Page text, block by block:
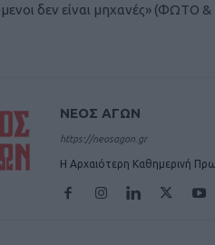
δεν είναι μηχανές» (ΦΩΤΟ &
ΝΕΟΣ ΑΓΩΝ
https://neosagon.gr
Η Αρχαιότερη Καθημερινή